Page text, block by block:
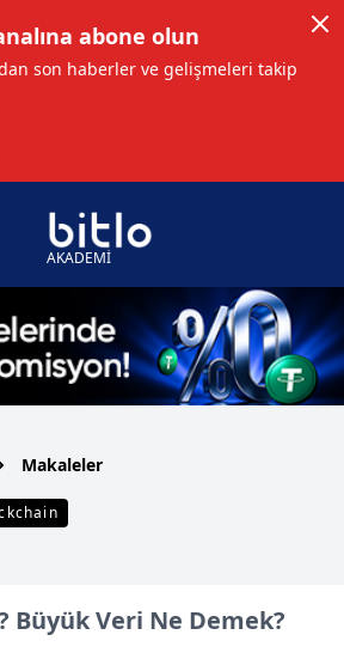
abone olun
son haberler ve gelişmeleri takip
AKADEMİ
Makaleler
Büyük Veri Ne Demek?